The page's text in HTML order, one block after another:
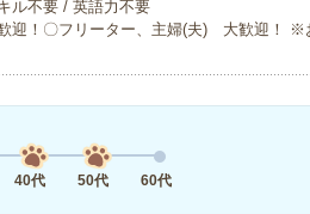
ル不要 / 英語力不要
迎！〇フリーター、主婦(夫) 大歓迎！ ※
40代 50代 60代